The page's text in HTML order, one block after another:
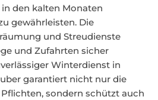
den kalten Monaten
gewährleisten. Die
und Streudienste
und Zufahrten sicher
Winterdienst in
garantiert nicht nur die
sondern schützt auch